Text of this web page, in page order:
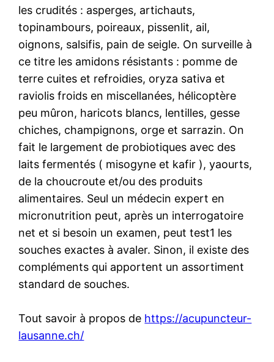
les crudités : asperges, artichauts,
topinambours, poireaux, pissenlit, ail,
oignons, salsifis, pain de seigle. On surveille à
ce titre les amidons résistants : pomme de
terre cuites et refroidies, oryza sativa et
raviolis froids en miscellanées, hélicoptère
peu mûron, haricots blancs, lentilles, gesse
chiches, champignons, orge et sarrazin. On
fait le largement de probiotiques avec des
laits fermentés ( misogyne et kafir ), yaourts,
de la choucroute et/ou des produits
alimentaires. Seul un médecin expert en
micronutrition peut, après un interrogatoire
net et si besoin un examen, peut test1 les
souches exactes à avaler. Sinon, il existe des
compléments qui apportent un assortiment
standard de souches.
Tout savoir à propos de https://acupuncteur-
lausanne.ch/